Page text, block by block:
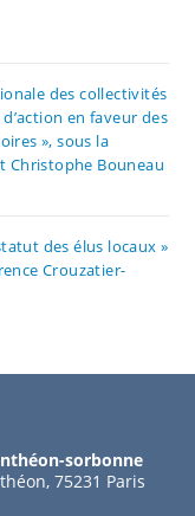
des collectivités
en faveur des
», sous la
Christophe Bouneau
des élus locaux »
Crouzatier-
sorbonne
75231 Paris